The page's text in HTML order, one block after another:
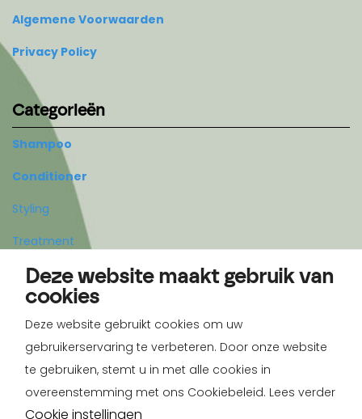
Algemene Voorwaarden
Privacy Policy
Categorieën
Shampoo
Conditioner
Styling
Treatment
Body
Account
Registreren
Inloggen
Deze website maakt gebruik van
cookies
Deze website gebruikt cookies om uw
gebruikerservaring te verbeteren. Door onze website
te gebruiken, stemt u in met alle cookies in
overeenstemming met ons Cookiebeleid. Lees verder
Cookie instellingen